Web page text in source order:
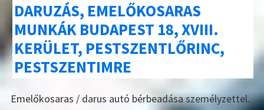
DARUZÁS, EMELŐKOSARAS
MUNKÁK BUDAPEST 18, XVIII.
KERÜLET, PESTSZENTLŐRINC,
PESTSZENTIMRE
Emelőkosaras / darus autó bérbeadása személyzettel.